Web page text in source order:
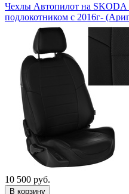
Чехлы Автопилот на SKODA
подлокотником с 2016г-
10 500 руб.
В корзину